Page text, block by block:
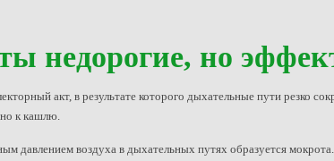
недорогие, но
акт, в результате которого дыхательные пути резко
к кашлю.
давлением воздуха в дыхательных путях образуется